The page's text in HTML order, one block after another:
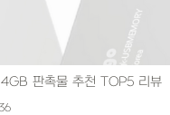
판촉물 추천 TOP5 리뷰